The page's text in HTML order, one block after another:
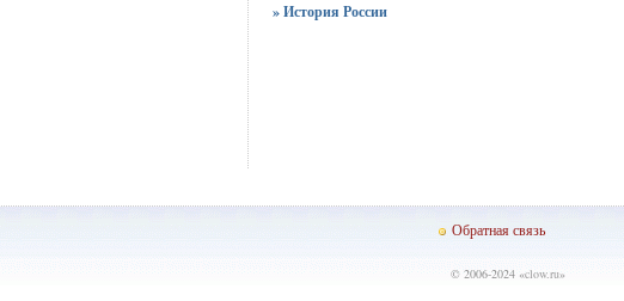
» История России
Обратная связь
© 2006-2024 «clow.ru»